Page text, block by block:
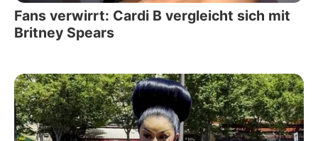
Fans verwirrt: Cardi B vergleicht sich mit
Britney Spears